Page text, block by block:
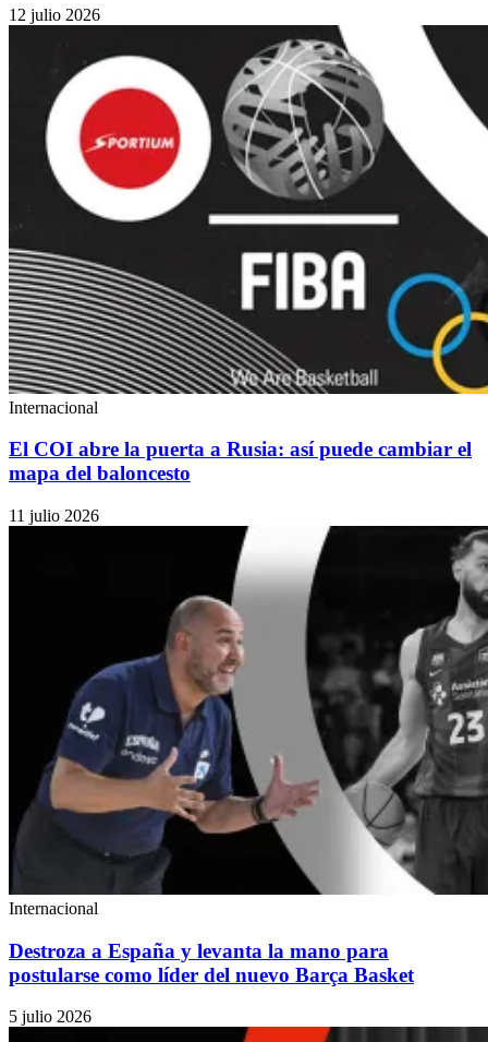
12 julio 2026
Internacional
El COI abre la puerta a Rusia: así puede cambiar el
mapa del baloncesto
11 julio 2026
Internacional
Destroza a España y levanta la mano para
postularse como líder del nuevo Barça Basket
5 julio 2026